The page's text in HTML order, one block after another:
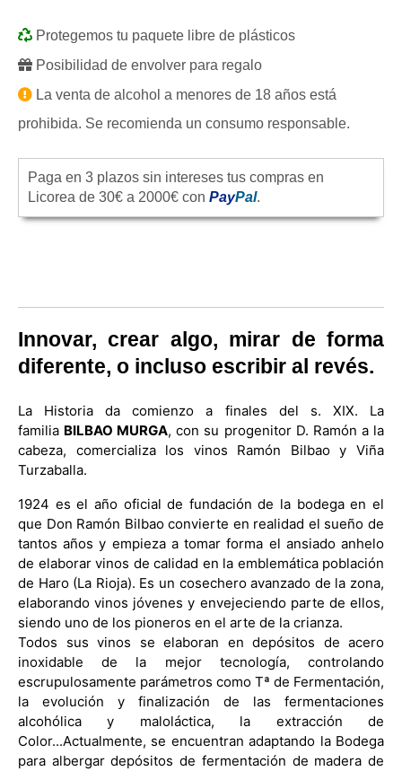
Protegemos tu paquete libre de plásticos
Posibilidad de envolver para regalo
La venta de alcohol a menores de 18 años está
prohibida. Se recomienda un consumo responsable.
Paga en 3 plazos sin intereses tus compras en
Licorea de 30€ a 2000€ con PayPal.
Innovar, crear algo, mirar de forma
diferente, o incluso escribir al revés.
La Historia da comienzo a finales del s. XIX. La
familia BILBAO MURGA, con su progenitor D. Ramón a la
cabeza, comercializa los vinos Ramón Bilbao y Viña
Turzaballa.
1924 es el año oficial de fundación de la bodega en el
que Don Ramón Bilbao convierte en realidad el sueño de
tantos años y empieza a tomar forma el ansiado anhelo
de elaborar vinos de calidad en la emblemática población
de Haro (La Rioja). Es un cosechero avanzado de la zona,
elaborando vinos jóvenes y envejeciendo parte de ellos,
siendo uno de los pioneros en el arte de la crianza.
Todos sus vinos se elaboran en depósitos de acero
inoxidable de la mejor tecnología, controlando
escrupulosamente parámetros como Tª de Fermentación,
la evolución y finalización de las fermentaciones
alcohólica y maloláctica, la extracción de
Color...Actualmente, se encuentran adaptando la Bodega
para albergar depósitos de fermentación de madera de